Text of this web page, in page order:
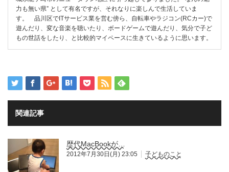
力も無い県” として有名ですが、それなりに楽しんで生活していま
す。 品川区でITサービス業を営む傍ら、自転車やラジコン(RCカー)で
遊んだり、変な音楽を聴いたり、ボードゲームで遊んだり、気分で子ど
もの世話をしたり、と比較的マイペースに生きているように思います。
関連記事
歴代MacBookが…
2012年7月30日(月) 23:05 子どものこと